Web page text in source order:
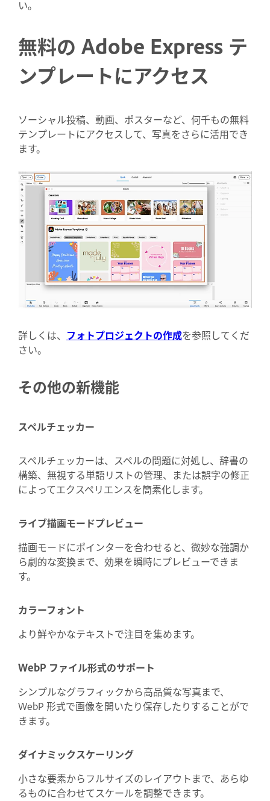
い。
無料の Adobe Express テ
ンプレートにアクセス
ソーシャル投稿、動画、ポスターなど、何千もの無料
テンプレートにアクセスして、写真をさらに活用でき
ます。
詳しくは、 フォトプロジェクトの作成を参照してくだ
さい。
その他の新機能
スペルチェッカー
スペルチェッカーは、スペルの問題に対処し、辞書の
構築、無視する単語リストの管理、または誤字の修正
によってエクスペリエンスを簡素化します。
ライブ描画モードプレビュー
描画モードにポインターを合わせると、微妙な強調か
ら劇的な変換まで、効果を瞬時にプレビューできま
す。
カラーフォント
より鮮やかなテキストで注目を集めます。
WebP ファイル形式のサポート
シンプルなグラフィックから高品質な写真まで、
WebP 形式で画像を開いたり保存したりすることがで
きます。
ダイナミックスケーリング
小さな要素からフルサイズのレイアウトまで、あらゆ
るものに合わせてスケールを調整できます。